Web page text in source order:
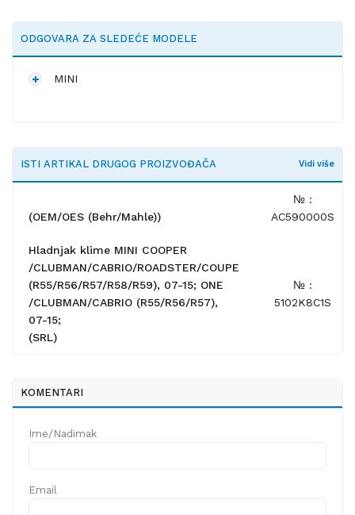
ODGOVARA ZA SLEDEĆE MODELE
MINI
ISTI ARTIKAL DRUGOG PROIZVOĐAČA Vidi više
(OEM/OES (Behr/Mahle))
№ :
AC590000S
Hladnjak klime MINI COOPER
/CLUBMAN/CABRIO/ROADSTER/COUPE
(R55/R56/R57/R58/R59), 07-15; ONE
/CLUBMAN/CABRIO (R55/R56/R57),
07-15;
(SRL)
№ :
5102K8C1S
KOMENTARI
Ime/Nadimak
Email